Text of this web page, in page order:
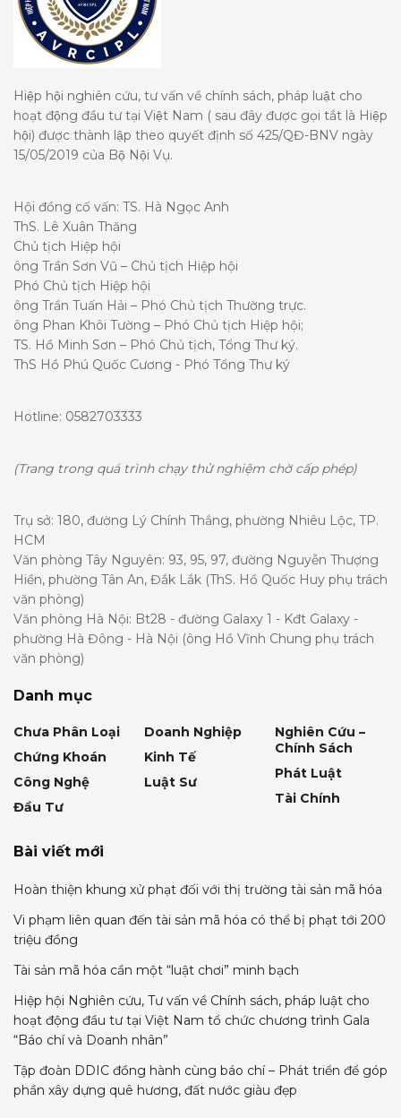
Hiệp hội nghiên cứu, tư vấn về chính sách, pháp luật cho
hoạt động đầu tư tại Việt Nam ( sau đây được gọi tắt là Hiệp
hội) được thành lập theo quyết định số 425/QĐ-BNV ngày
15/05/2019 của Bộ Nội Vụ.
Hội đồng cố vấn: TS. Hà Ngọc Anh
ThS. Lê Xuân Thăng
Chủ tịch Hiệp hội
ông Trần Sơn Vũ – Chủ tịch Hiệp hội
Phó Chủ tịch Hiệp hội
ông Trần Tuấn Hải – Phó Chủ tịch Thường trực.
ông Phan Khôi Tường – Phó Chủ tịch Hiệp hội;
TS. Hồ Minh Sơn – Phó Chủ tịch, Tổng Thư ký.
ThS Hồ Phú Quốc Cương - Phó Tổng Thư ký
Hotline: 0582703333
(Trang trong quá trình chạy thử nghiệm chờ cấp phép)
Trụ sở: 180, đường Lý Chính Thắng, phường Nhiêu Lộc, TP.
HCM
Văn phòng Tây Nguyên: 93, 95, 97, đường Nguyễn Thượng
Hiền, phường Tân An, Đắk Lắk (ThS. Hồ Quốc Huy phụ trách
văn phòng)
Văn phòng Hà Nội: Bt28 - đường Galaxy 1 - Kđt Galaxy -
phường Hà Đông - Hà Nội (ông Hồ Vĩnh Chung phụ trách
văn phòng)
Danh mục
Chưa Phân Loại
Chứng Khoán
Công Nghệ
Đầu Tư
Doanh Nghiệp
Kinh Tế
Luật Sư
Nghiên Cứu –
Chính Sách
Phát Luật
Tài Chính
Bài viết mới
Hoàn thiện khung xử phạt đối với thị trường tài sản mã hóa
Vi phạm liên quan đến tài sản mã hóa có thể bị phạt tới 200
triệu đồng
Tài sản mã hóa cần một “luật chơi” minh bạch
Hiệp hội Nghiên cứu, Tư vấn về Chính sách, pháp luật cho
hoạt động đầu tư tại Việt Nam tổ chức chương trình Gala
“Báo chí và Doanh nhân”
Tập đoàn DDIC đồng hành cùng báo chí – Phát triển để góp
phần xây dựng quê hương, đất nước giàu đẹp